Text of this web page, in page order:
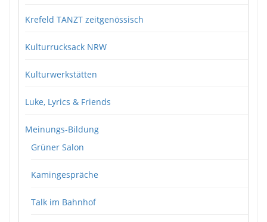
Krefeld TANZT zeitgenössisch
Kulturrucksack NRW
Kulturwerkstätten
Luke, Lyrics & Friends
Meinungs-Bildung
Grüner Salon
Kamingespräche
Talk im Bahnhof